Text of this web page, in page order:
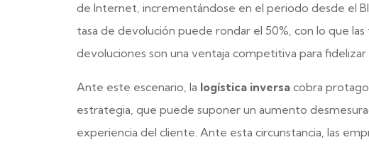
de Internet, incrementándose en el periodo desde el
tasa de devolución puede rondar el 50%, con lo que
devoluciones son una ventaja competitiva para fidelizar
Ante este escenario, la logística inversacobra
estrategia, que puede suponer un aumento
experiencia del cliente. Ante esta circunstancia, las